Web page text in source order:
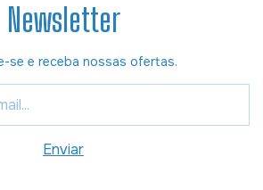
Newsletter
se e receba nossas ofertas.